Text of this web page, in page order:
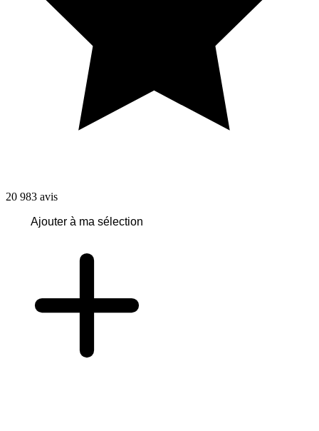
20 983 avis
Ajouter à ma sélection